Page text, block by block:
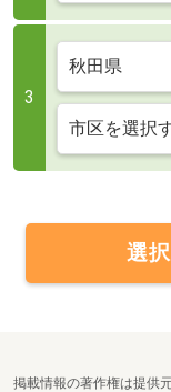
3
選
掲載情報の著作権は提供